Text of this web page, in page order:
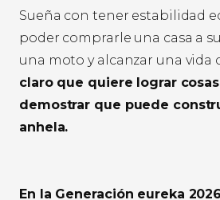
Sueña con tener estabilidad
poder comprarle una casa a
una moto y alcanzar una vida
claro que quiere lograr
demostrar que puede
anhela.
En la Generación eureka